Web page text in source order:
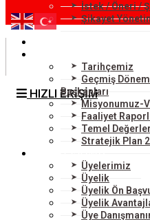
HIZLI ERİŞİM
İstek / Öneri /
Şikayet
Tarihçemiz
Geçmiş
Başkanları
Misyonumuz-
Faaliyet
Temel
Stratejik Plan
Üyelerimiz
Üyelik
Üyelik Ön
Üyelik
Üye